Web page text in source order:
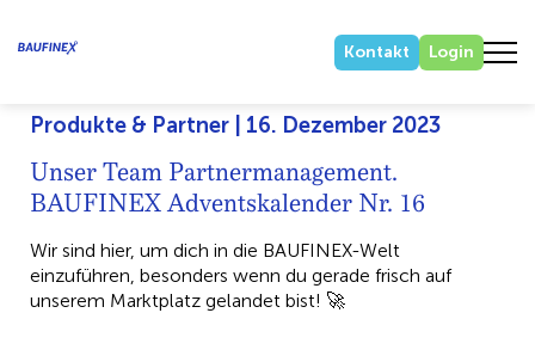
Kontakt Login
Produkte & Partner | 16. Dezember 2023
Unser Team Partnermanagement.
BAUFINEX Adventskalender Nr. 16
Wir sind hier, um dich in die BAUFINEX-Welt
einzuführen, besonders wenn du gerade frisch auf
unserem Marktplatz gelandet bist! 🚀